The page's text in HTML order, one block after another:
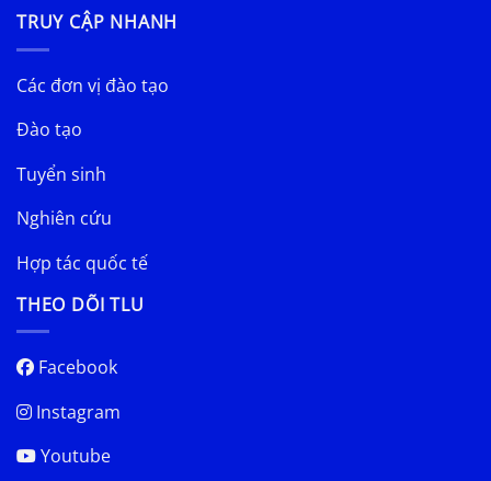
TRUY CẬP NHANH
Các đơn vị đào tạo
Đào tạo
Tuyển sinh
Nghiên cứu
Hợp tác quốc tế
THEO DÕI TLU
Facebook
Instagram
Youtube